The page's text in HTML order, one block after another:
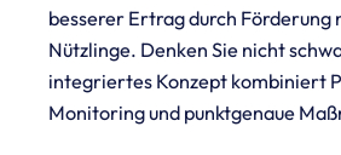
besserer Ertrag durch Förderung
Nützlinge. Denken Sie nicht
integriertes Konzept kombiniert
Monitoring und punktgenaue